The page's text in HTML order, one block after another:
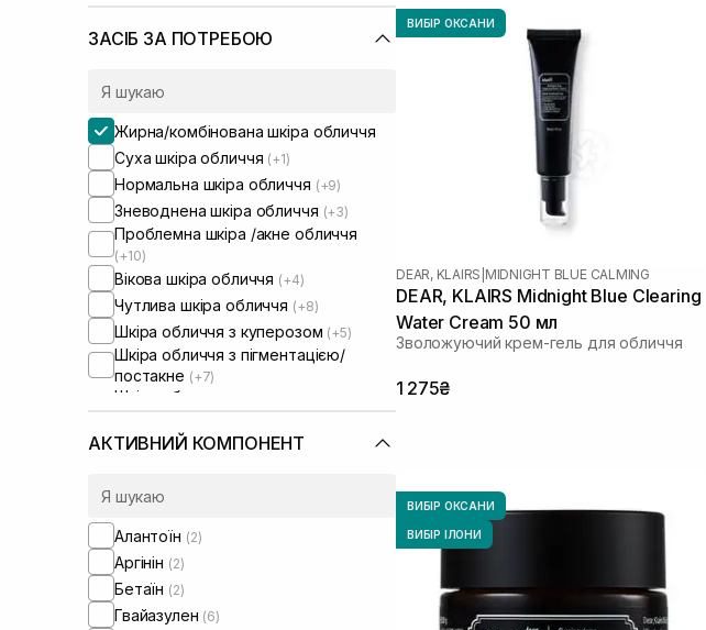
ЗАСІБ ЗА ПОТРЕБОЮ
Жирна/комбінована шкіра обличчя
Суха шкіра обличчя (+1)
Нормальна шкіра обличчя (+9)
Зневоднена шкіра обличчя (+3)
Проблемна шкіра /акне обличчя
(+10)
Вікова шкіра обличчя (+4)
Чутлива шкіра обличчя (+8)
Шкіра обличчя з куперозом (+5)
Шкіра обличчя з пігментацією/
постакне (+7)
Шкіра обличчя з розширеними
порами
Шкіра обличчя з порушеним
мікробіомом
АКТИВНИЙ КОМПОНЕНТ
Алантоїн (2)
Аргінін (2)
Бетаїн (2)
Гвайазулен (6)
ВИБІР ОКСАНИ
DEAR, KLAIRS MIDNIGHT BLUE CALMING
DEAR, KLAIRS Midnight Blue Clearing
Water Cream 50 мл
Зволожуючий крем-гель для обличчя
1 275₴
ВИБІР ОКСАНИ
ВИБІР ІЛОНИ